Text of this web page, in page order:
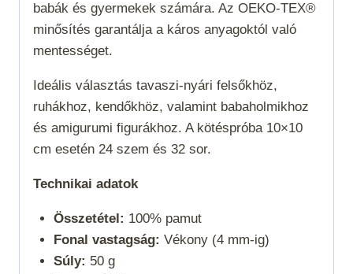
babák és gyermekek számára. Az OEKO-TEX®
minősítés garantálja a káros anyagoktól való
mentességet.
Ideális választás tavaszi-nyári felsőkhöz,
ruhákhoz, kendőkhöz, valamint babaholmikhoz
és amigurumi figurákhoz. A kötéspróba 10×10
cm esetén 24 szem és 32 sor.
Technikai adatok
Összetétel: 100% pamut
Fonal vastagság: Vékony (4 mm-ig)
Súly: 50 g